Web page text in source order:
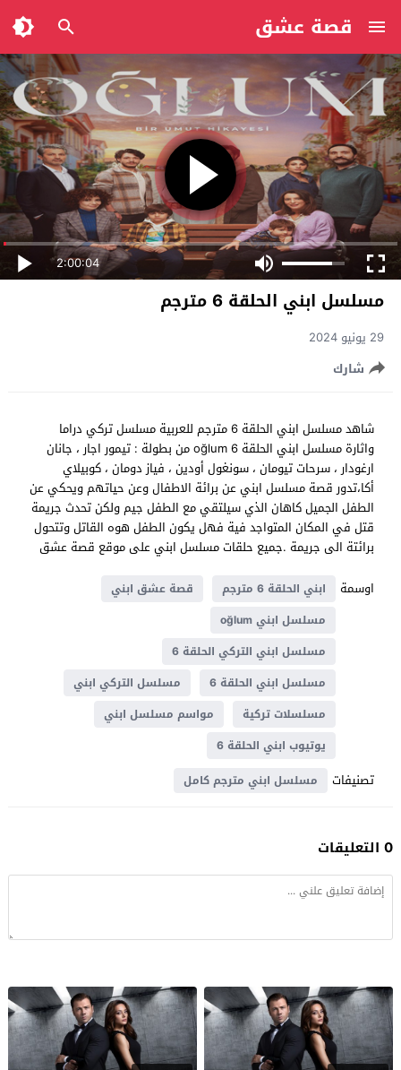
قصة عشق
2:00:04
مسلسل ابني الحلقة 6 مترجم
29 يونيو 2024
شارك
شاهد مسلسل ابني الحلقة 6 مترجم للعربية مسلسل تركي دراما
واثارة مسلسل ابني الحلقة 6 oğlum من بطولة : تيمور اجار ، جانان
ارغودار ، سرحات تيومان ، سونغول أودين ، فياز دومان ، كوبيلاي
أكا،تدور قصة مسلسل ابني عن برائة الاطفال وعن حياتهم ويحكي عن
الطفل الجميل كاهان الذي سيلتقي مع الطفل جيم ولكن تحدث جريمة
قتل في المكان المتواجد فية فهل يكون الطفل هوه القاتل وتتحول
برائتة الى جريمة .جميع حلقات مسلسل ابني على موقع قصة عشق
اوسمة
ابني الحلقة 6 مترجم
قصة عشق ابني
مسلسل ابني oğlum
مسلسل ابني التركي الحلقة 6
مسلسل ابني الحلقة 6
مسلسل التركي ابني
مسلسلات تركية
مواسم مسلسل ابني
يوتيوب ابني الحلقة 6
تصنيفات مسلسل ابني مترجم كامل
0 التعليقات